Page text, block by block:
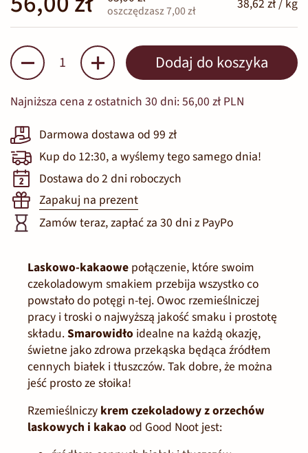
oszczędzasz 7,00 zł 38,62 zł / kg
Ilość Dodaj do koszyka
Najniższa cena z ostatnich 30 dni:56,00 zł PLN
Darmowa dostawa od 99 zł
Kup do 12:30, a wyślemy tego samego dnia!
Dostawa do 2 dni roboczych
Zapakuj na prezent
Zamów teraz, zapłać za 30 dni z PayPo
Laskowo-kakaowe połączenie, które swoim
czekoladowym smakiem przebija wszystko co
powstało do potęgi n-tej. Owoc rzemieślniczej
pracy i troski o najwyższą jakość smaku i prostotę
składu.Smarowidło idealne na każdą okazję,
świetne jako zdrowa przekąska będąca źródłem
cennych białek i tłuszczów. Tak dobre, że można
jeść prosto ze słoika!
Rzemieślniczy krem czekoladowy z orzechów
laskowych i kakao od Good Noot jest: